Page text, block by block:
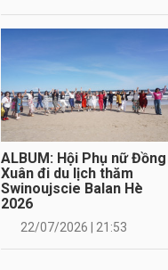
ALBUM: Hội Phụ nữ Đồng
Xuân đi du lịch thăm
Swinoujscie Balan Hè
2026
22/07/2026 | 21:53